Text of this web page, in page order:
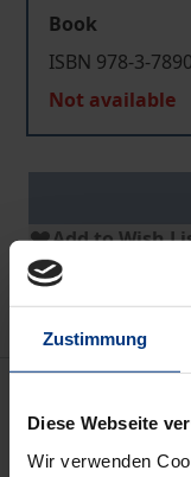
Zustimmung
Diese Webseite
Wir verwenden
Book
ISBN 978-3-
Not available
Add to Wish
Delivery cost notice
Neben